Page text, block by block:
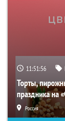
11:51:54
Торты,
праздника на
Россия